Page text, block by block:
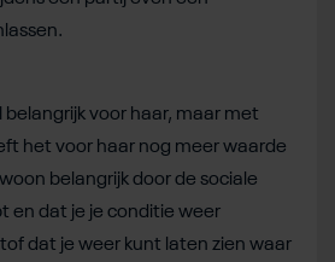
belangrijk voor haar, maar met
het voor haar nog meer waarde
belangrijk door de sociale
en dat je je conditie weer
dat je weer kunt laten zien waar